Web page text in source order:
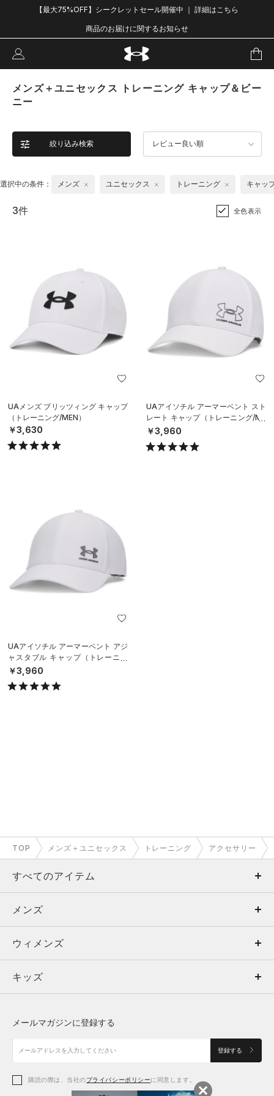
【最大75%OFF】シークレットセール開催中 ｜ 詳細はこちら
商品のお届けに関するお知らせ
メンズ＋ユニセックス トレーニング キャップ＆ビー
ニー
絞り込み検索 レビュー良い順
選択中の条件： メンズ ユニセックス トレーニング キャッ
3件 全色表示
UAメンズ ブリッツィング キャップ
（トレーニング/MEN）
￥3,630
UAアイソチル アーマーベント スト
レート キャップ（トレーニング/ME
N）
￥3,960
UAアイソチル アーマーベント アジ
ャスタブル キャップ（トレーニン
グ/MEN）
￥3,960
TOP メンズ＋ユニセックス トレーニング アクセサリー
すべてのアイテム
メンズ
ウィメンズ
キッズ
アクセサリー
メンズ
トップス
ボトムス
アクセサリー
ウィメンズ
トップス
シューズ
アクセサリー
キッズ
シューズ
メールマガジンに登録する
登録する
購読の際は、当社のプライバシーポリシーに同意します。